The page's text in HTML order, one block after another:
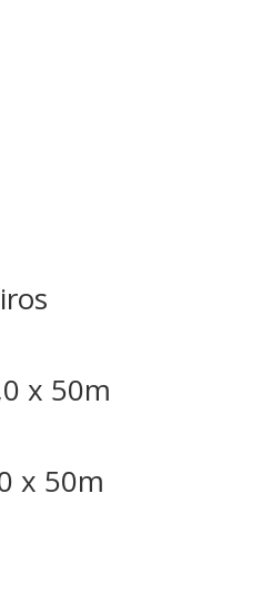
x 50m
x 50m